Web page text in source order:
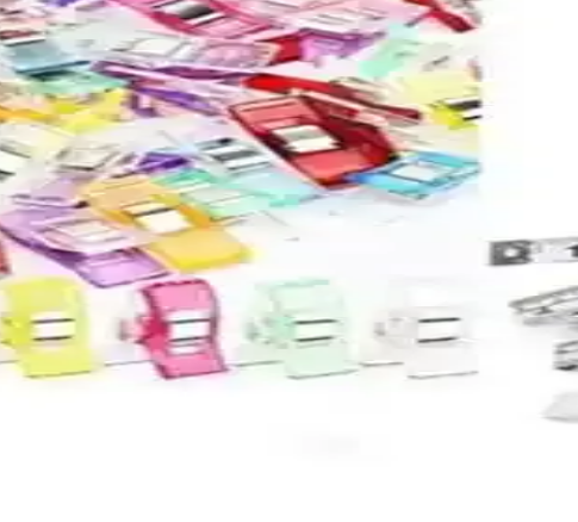
Yorumları
detaylı inceleyerek, ihtiyaçlarınıza uygun en iyi silgiyi seçmenize
Karşılaştırması
ve kullanıcı yorumlarıyla detaylı karşılaştırması, sanatsal becerilerin
ve Özellikleri
en iyi seçimi yapmanızı sağlar.
okul ihtiyaçlarına ideal çözümler sunar. Kaliteli malzeme ve pratik